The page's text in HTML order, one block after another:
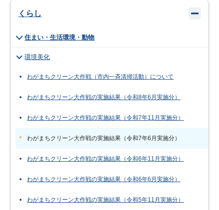
くらし
住まい・生活環境・動物
環境美化
わがまちクリーン大作戦（市内一斉清掃活動）について
わがまちクリーン大作戦の実施結果（令和8年6月実施分）
わがまちクリーン大作戦の実施結果（令和7年11月実施分）
わがまちクリーン大作戦の実施結果（令和7年6月実施分）
わがまちクリーン大作戦の実施結果（令和6年11月実施分）
わがまちクリーン大作戦の実施結果（令和6年6月実施分）
わがまちクリーン大作戦の実施結果（令和5年11月実施分）